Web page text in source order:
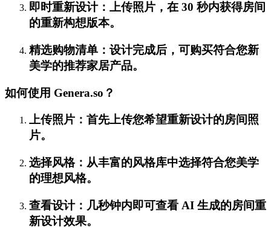
即时重新设计：上传照片，在 30 秒内获得房间
的重新构想版本。
精选购物清单：设计完成后，可购买符合您新
美学的推荐家居产品。
如何使用 Genera.so？
上传照片：首先上传您希望重新设计的房间照
片。
选择风格：从丰富的风格库中选择符合您美学
的理想风格。
查看设计：几秒钟内即可查看 AI 生成的房间重
新设计效果。